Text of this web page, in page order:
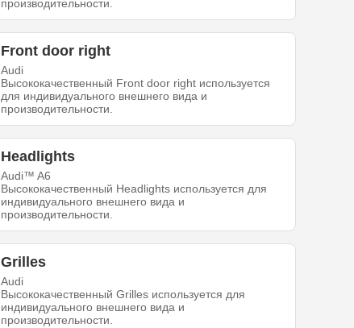
производительности.
Front door right
Audi
Высококачественный Front door right используется
для индивидуального внешнего вида и
производительности.
Headlights
Audi™ A6
Высококачественный Headlights используется для
индивидуального внешнего вида и
производительности.
Grilles
Audi
Высококачественный Grilles используется для
индивидуального внешнего вида и
производительности.